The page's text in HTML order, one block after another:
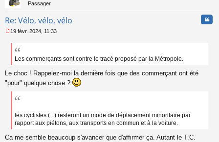
Passager
Re: Vélo, vélo, vélo
e
a
g
19 févr. 2024, 11:33
Les commerçants sont contre le tracé proposé par la Métropole.
Le choc ! Rappelez-moi la dernière fois que des commerçant ont été
"pour" quelque chose ?
les cyclistes (...) resteront un mode de déplacement minoritaire par
rapport aux piétons, aux transports en commun et à la voiture.
Ca me semble beaucoup s'avancer que d'affirmer ça. Autant le T.C.